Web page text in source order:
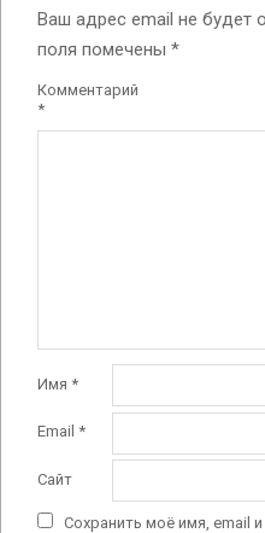
Ваш адрес email не будет
поля помечены *
Комментарий
*
Имя *
Email *
Сайт
Сохранить моё имя, email